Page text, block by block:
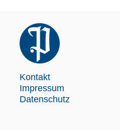
Kontakt
Impressum
Datenschutz